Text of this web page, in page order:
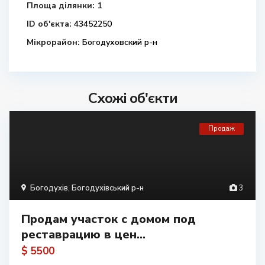
Площа ділянки: 1
ID об'єкта: 43452250
Мікрорайон: Богодуховский р-н
Схожі об'єкти
3
Богодухів, Богодухівський р-н
Продаж
Продам участок с домом под
реставрацию в цен...
$ 5500